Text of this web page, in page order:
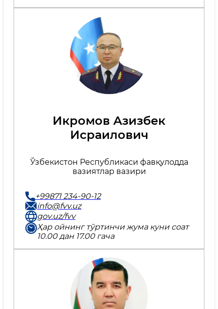
Икромов Aзизбек
Исраилович
Ўзбекистон Республикаси фавқулодда
вазиятлар вазири
+99871 234-90-12
info@fvv.uz
gov.uz/fvv
Ҳар ойнинг тўртинчи жума куни соат
10.00 дан 17.00 гача